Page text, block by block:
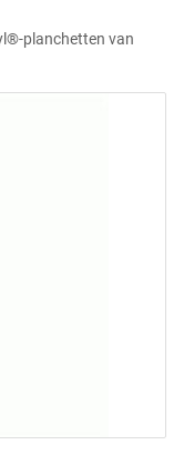
planchetten van